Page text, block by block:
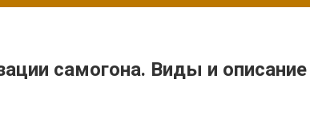
самогона. Виды и